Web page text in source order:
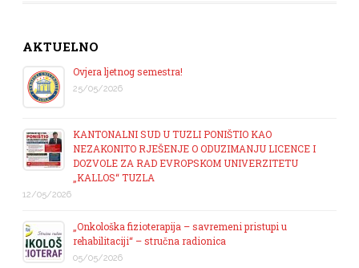
AKTUELNO
Ovjera ljetnog semestra!
25/05/2026
KANTONALNI SUD U TUZLI PONIŠTIO KAO
NEZAKONITO RJEŠENJE O ODUZIMANJU LICENCE I
DOZVOLE ZA RAD EVROPSKOM UNIVERZITETU
„KALLOS“ TUZLA
12/05/2026
„Onkološka fizioterapija – savremeni pristupi u
rehabilitaciji“ – stručna radionica
05/05/2026